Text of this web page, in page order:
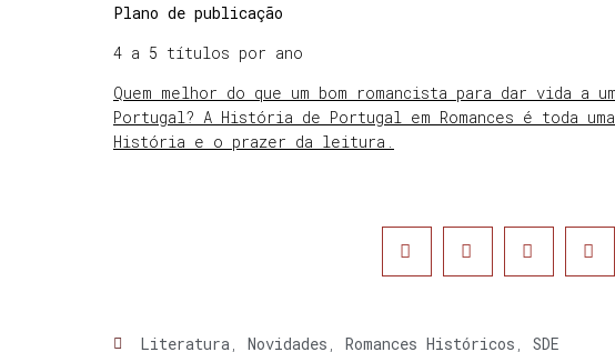
Plano de publicação
4 a 5 títulos por ano
Quem melhor do que um bom romancista para dar vida a
Portugal? A História de Portugal em Romances é toda
História e o prazer da leitura.
Literatura Novidades Romances Históricos SDE